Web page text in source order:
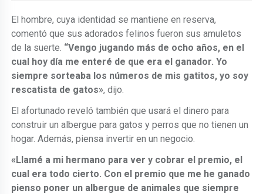
El hombre, cuya identidad se mantiene en reserva,
comentó que sus adorados felinos fueron sus amuletos
de la suerte. “Vengo jugando más de ocho años, en el
cual hoy día me enteré de que era el ganador. Yo
siempre sorteaba los números de mis gatitos, yo soy
rescatista de gatos», dijo.
El afortunado reveló también que usará el dinero para
construir un albergue para gatos y perros que no tienen un
hogar. Además, piensa invertir en un negocio.
«Llamé a mi hermano para ver y cobrar el premio, el
cual era todo cierto. Con el premio que me he ganado
pienso poner un albergue de animales que siempre